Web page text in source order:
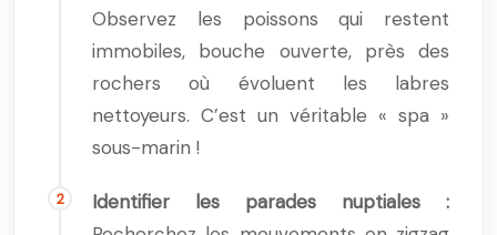
Observez les poissons qui restent
immobiles, bouche ouverte, près des
rochers où évoluent les labres
nettoyeurs. C’est un véritable « spa »
sous-marin !
Identifier les parades nuptiales :